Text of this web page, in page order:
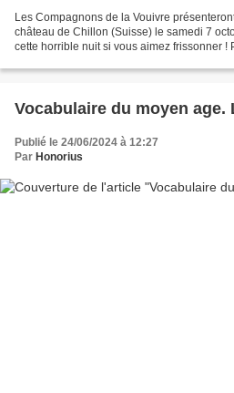
Les Compagnons de la Vouivre
château de Chillon (Suisse) le samedi 7
cette horrible nuit si vous aimez frissonner !
Vocabulaire du moyen age.
Publié le 24/06/2024 à 12:27
Par Honorius